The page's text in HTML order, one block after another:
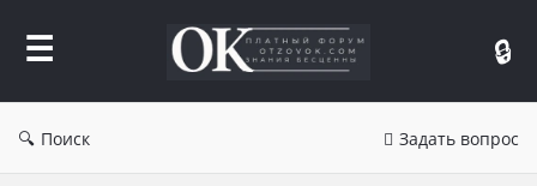
Отзывы
Поиск Задать вопрос